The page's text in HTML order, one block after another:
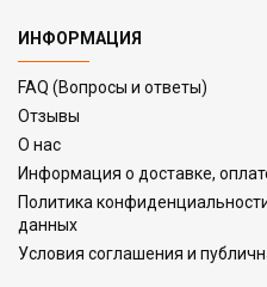
ИНФОРМАЦИЯ
FAQ (Вопросы и ответы)
Отзывы
О нас
Информация о доставке,
Политика
данных
Условия соглашения и